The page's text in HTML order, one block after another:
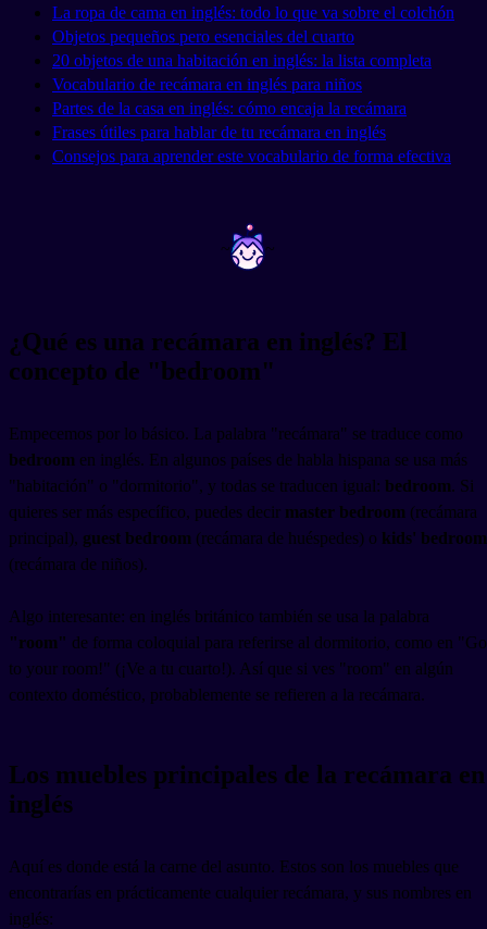
La ropa de cama en inglés: todo lo que va sobre el colchón
Objetos pequeños pero esenciales del cuarto
20 objetos de una habitación en inglés: la lista completa
Vocabulario de recámara en inglés para niños
Partes de la casa en inglés: cómo encaja la recámara
Frases útiles para hablar de tu recámara en inglés
Consejos para aprender este vocabulario de forma efectiva
~ ~
¿Qué es una recámara en inglés? El
concepto de "bedroom"
Empecemos por lo básico. La palabra "recámara" se traduce como
bedroom en inglés. En algunos países de habla hispana se usa más
"habitación" o "dormitorio", y todas se traducen igual: bedroom. Si
quieres ser más específico, puedes decir master bedroom (recámara
principal), guest bedroom (recámara de huéspedes) o kids' bedroom
(recámara de niños).
Algo interesante: en inglés británico también se usa la palabra
"room" de forma coloquial para referirse al dormitorio, como en "Go
to your room!" (¡Ve a tu cuarto!). Así que si ves "room" en algún
contexto doméstico, probablemente se refieren a la recámara.
Los muebles principales de la recámara en
inglés
Aquí es donde está la carne del asunto. Estos son los muebles que
encontrarías en prácticamente cualquier recámara, y sus nombres en
inglés: